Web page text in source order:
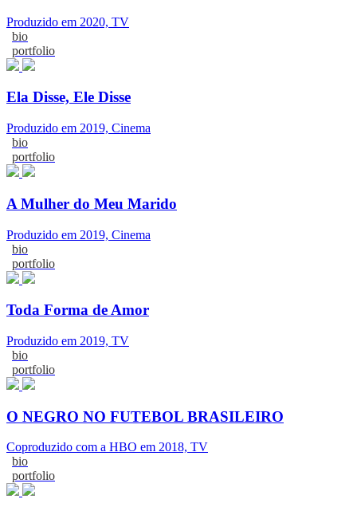
Produzido em 2020, TV
bio
portfolio
Ela Disse, Ele Disse
Produzido em 2019, Cinema
bio
portfolio
A Mulher do Meu Marido
Produzido em 2019, Cinema
bio
portfolio
Toda Forma de Amor
Produzido em 2019, TV
bio
portfolio
O NEGRO NO FUTEBOL BRASILEIRO
Coproduzido com a HBO em 2018, TV
bio
portfolio